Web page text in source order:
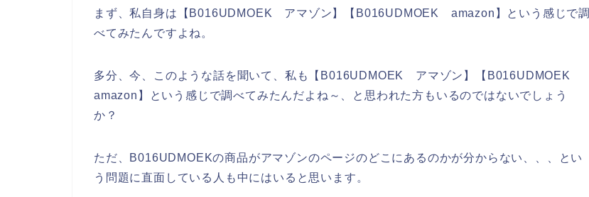
まず、私自身は【B016UDMOEK アマゾン】【B016UDMOEK amazon】という感じで調
べてみたんですよね。
多分、今、このような話を聞いて、私も【B016UDMOEK アマゾン】【B016UDMOEK
amazon】という感じで調べてみたんだよね～、と思われた方もいるのではないでしょう
か？
ただ、B016UDMOEKの商品がアマゾンのページのどこにあるのかが分からない、、、とい
う問題に直面している人も中にはいると思います。